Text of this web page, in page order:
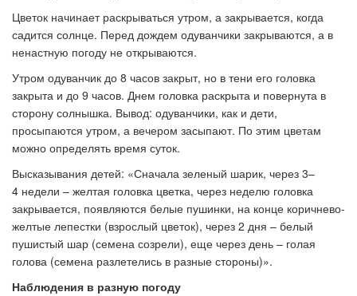
Цветок начинает раскрываться утром, а закрывается, когда
садится солнце. Перед дождем одуванчики закрываются, а в
ненастную погоду не открываются.
Утром одуванчик до 8 часов закрыт, но в тени его головка
закрыта и до 9 часов. Днем головка раскрыта и повернута в
сторону солнышка. Вывод: одуванчики, как и дети,
просыпаются утром, а вечером засыпают. По этим цветам
можно определять время суток.
Высказывания детей: «Сначала зеленый шарик, через 3–
4 недели – желтая головка цветка, через неделю головка
закрывается, появляются белые пушинки, на конце коричнево-
желтые лепестки (взрослый цветок), через 2 дня – белый
пушистый шар (семена созрели), еще через день – голая
голова (семена разлетелись в разные стороны)».
Наблюдения в разную погоду